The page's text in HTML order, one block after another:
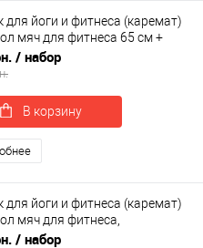
для йоги и фитнеса (каремат)
мяч для фитнеса 65 см +
йоги OSPORT Set 95 (n-
/ набор
В корзину
для йоги и фитнеса (каремат)
мяч для фитнеса,
65 см OSPORT Set 91 (n-
/ набор